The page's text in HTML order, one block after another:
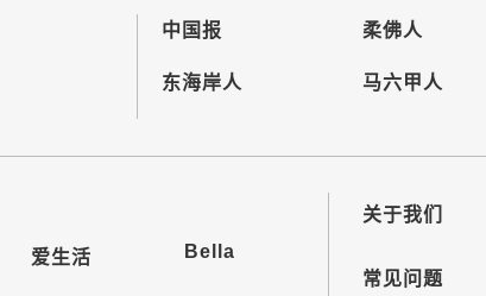
中国报
东海岸人
柔佛人
马六甲人
爱生活 Bella
关于我们
常见问题